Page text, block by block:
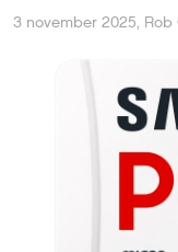
3 november 2025, Rob